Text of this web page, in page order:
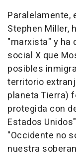
Paralelamente,
Stephen Miller,
"marxista" y ha
social X que
posibles
territorio
planeta Tierra)
protegida con
Estados
"Occidente no
nuestra